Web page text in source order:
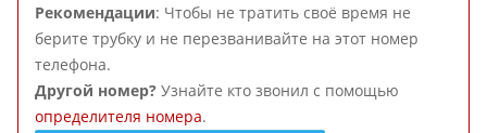
Рекомендации: Чтобы не тратить своё время не
берите трубку и не перезванивайте на этот номер
телефона.
Другой номер? Узнайте кто звонил с помощью
определителя номера.